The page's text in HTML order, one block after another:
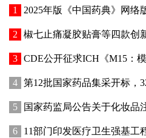
2025年版《中国药典》网络
椒七止痛凝胶贴膏等四款创
CDE公开征求ICH《M15：模型引导的药物研
第12批国家药品集采开标，
国家药监局公告关于化妆品
11部门印发医疗卫生强基工